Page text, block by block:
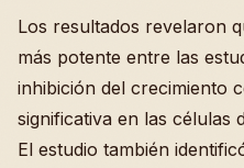
Los resultados revelaron
más potente entre las
inhibición del crecimiento
significativa en las células
El estudio también